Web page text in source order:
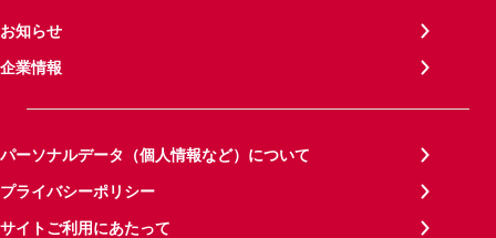
お知らせ
企業情報
パーソナルデータ（個人情報など）について
プライバシーポリシー
サイトご利用にあたって